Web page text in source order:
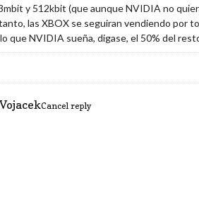
y 512kbit (que aunque NVIDIA no
las XBOX se seguiran vendiendo por
que NVIDIA sueña, digase, el 50% del
Cancel reply